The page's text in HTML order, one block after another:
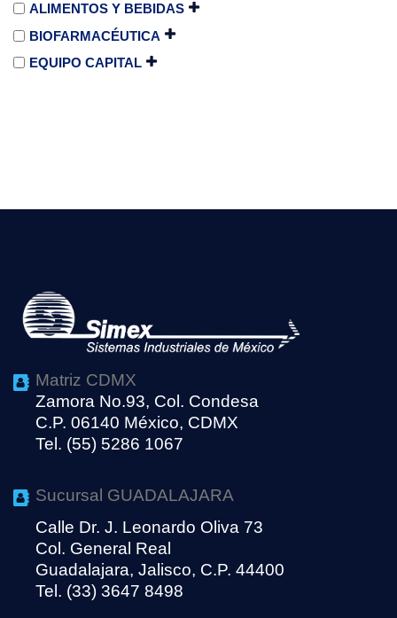
ALIMENTOS Y BEBIDAS
BIOFARMACÉUTICA
EQUIPO CAPITAL
Matriz CDMX
Zamora No.93, Col. Condesa
C.P. 06140 México, CDMX
Tel. (55) 5286 1067
Sucursal GUADALAJARA
Calle Dr. J. Leonardo Oliva 73
Col. General Real
Guadalajara, Jalisco, C.P. 44400
Tel. (33) 3647 8498